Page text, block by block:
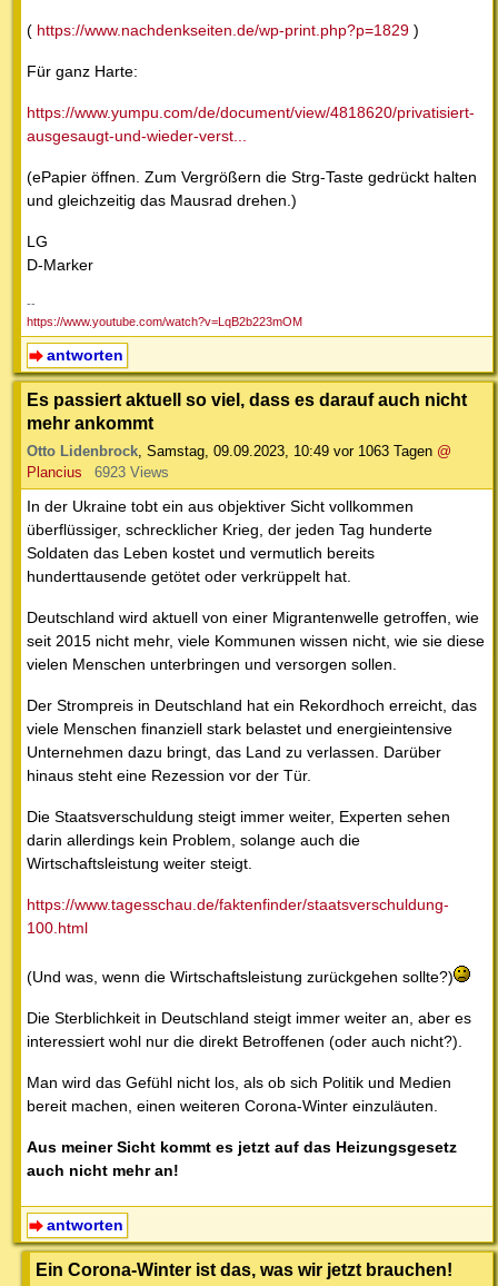
( https://www.nachdenkseiten.de/wp-print.php?p=1829 )
Für ganz Harte:
https://www.yumpu.com/de/document/view/4818620/privatisiert-
ausgesaugt-und-wieder-verst...
(ePapier öffnen. Zum Vergrößern die Strg-Taste gedrückt halten
und gleichzeitig das Mausrad drehen.)
LG
D-Marker
--
https://www.youtube.com/watch?v=LqB2b223mOM
antworten
Es passiert aktuell so viel, dass es darauf auch nicht
mehr ankommt
Otto Lidenbrock, Samstag, 09.09.2023, 10:49 vor 1063 Tagen @
Plancius
6923 Views
In der Ukraine tobt ein aus objektiver Sicht vollkommen
überflüssiger, schrecklicher Krieg, der jeden Tag hunderte
Soldaten das Leben kostet und vermutlich bereits
hunderttausende getötet oder verkrüppelt hat.
Deutschland wird aktuell von einer Migrantenwelle getroffen, wie
seit 2015 nicht mehr, viele Kommunen wissen nicht, wie sie diese
vielen Menschen unterbringen und versorgen sollen.
Der Strompreis in Deutschland hat ein Rekordhoch erreicht, das
viele Menschen finanziell stark belastet und energieintensive
Unternehmen dazu bringt, das Land zu verlassen. Darüber
hinaus steht eine Rezession vor der Tür.
Die Staatsverschuldung steigt immer weiter, Experten sehen
darin allerdings kein Problem, solange auch die
Wirtschaftsleistung weiter steigt.
https://www.tagesschau.de/faktenfinder/staatsverschuldung-
100.html
(Und was, wenn die Wirtschaftsleistung zurückgehen sollte?)
Die Sterblichkeit in Deutschland steigt immer weiter an, aber es
interessiert wohl nur die direkt Betroffenen (oder auch nicht?).
Man wird das Gefühl nicht los, als ob sich Politik und Medien
bereit machen, einen weiteren Corona-Winter einzuläuten.
Aus meiner Sicht kommt es jetzt auf das Heizungsgesetz
auch nicht mehr an!
antworten
Ein Corona-Winter ist das, was wir jetzt brauchen!